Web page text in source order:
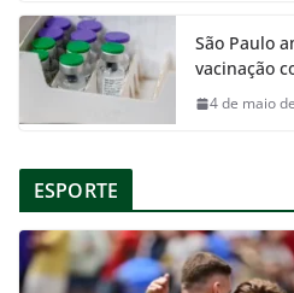
São Paulo
vacinação
4 de maio
ESPORTE